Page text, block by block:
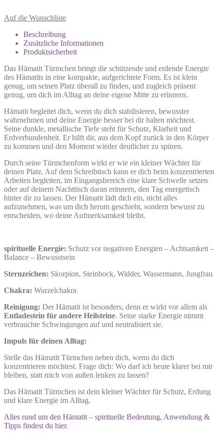
Auf die Wunschliste
Beschreibung
Zusätzliche Informationen
Produktsicherheit
Das Hämatit Türmchen bringt die schützende und erdende Energie
des Hämatits in eine kompakte, aufgerichtete Form. Es ist klein
genug, um seinen Platz überall zu finden, und zugleich präsent
genug, um dich im Alltag an deine eigene Mitte zu erinnern.
Hämatit begleitet dich, wenn du dich stabilisieren, bewusster
wahrnehmen und deine Energie besser bei dir halten möchtest.
Seine dunkle, metallische Tiefe steht für Schutz, Klarheit und
Erdverbundenheit. Er hilft dir, aus dem Kopf zurück in den Körper
zu kommen und den Moment wieder deutlicher zu spüren.
Durch seine Türmchenform wirkt er wie ein kleiner Wächter für
deinen Platz. Auf dem Schreibtisch kann er dich beim konzentrierten
Arbeiten begleiten, im Eingangsbereich eine klare Schwelle setzen
oder auf deinem Nachttisch daran erinnern, den Tag energetisch
hinter dir zu lassen. Der Hämatit lädt dich ein, nicht alles
aufzunehmen, was um dich herum geschieht, sondern bewusst zu
entscheiden, wo deine Aufmerksamkeit bleibt.
spirituelle Energie: Schutz vor negativen Energien – Achtsamkeit –
Balance – Bewusstsein
Sternzeichen: Skorpion, Steinbock, Widder, Wassermann, Jungfrau
Chakra: Wurzelchakra
Reinigung: Der Hämatit ist besonders, denn er wirkt vor allem als
Entladestein für andere Heilsteine. Seine starke Energie nimmt
verbrauchte Schwingungen auf und neutralisiert sie.
Impuls für deinen Alltag:
Stelle das Hämatit Türmchen neben dich, wenn du dich
konzentrieren möchtest. Frage dich: Wo darf ich heute klarer bei mir
bleiben, statt mich von außen lenken zu lassen?
Das Hämatit Türmchen ist dein kleiner Wächter für Schutz, Erdung
und klare Energie im Alltag.
Alles rund um den Hämatit – spirituelle Bedeutung, Anwendung &
Tipps findest du hier.